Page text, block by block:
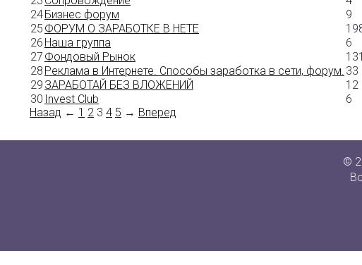
24Бизнес форум 9
25 ФОРУМ О ЗАРАБОТКЕ В НЕТЕ
26 Наша группа 6
27 Фондовый Рынок 131
28 Реклама в Интернете. Способы заработка в сети, форум. 33
29 ЗАРАБОТАЙ БЕЗ ВЛОЖЕНИЙ 12
30 Invest Club 6
Назад ← 1 2 3 4 5 → Вперед
©